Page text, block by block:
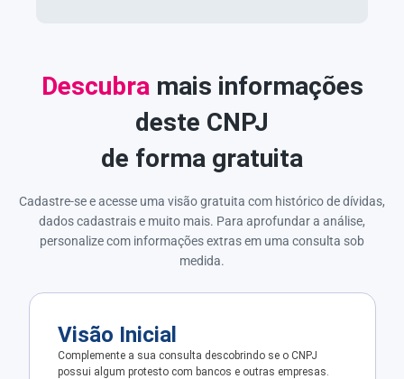
Descubramais informações
deste CNPJ
de forma gratuita
Cadastre-se e acesse uma visão gratuita com histórico de dívidas,
dados cadastrais e muito mais. Para aprofundar a análise,
personalize com informações extras em uma consulta sob
medida.
Visão Inicial
Complemente a sua consulta descobrindo se o CNPJ
possui algum protesto com bancos e outras empresas.